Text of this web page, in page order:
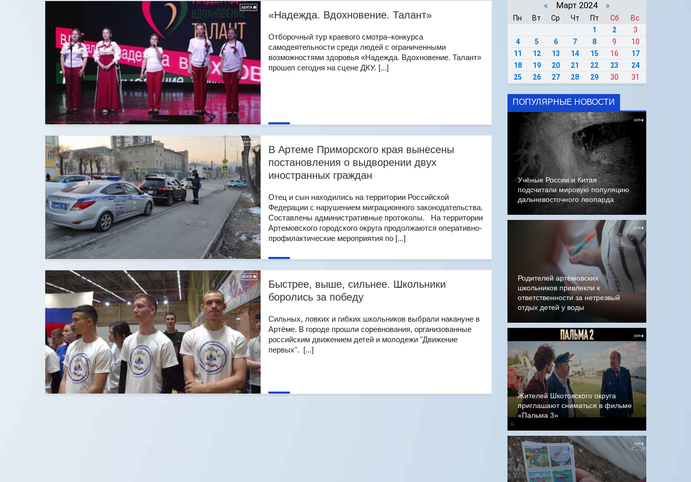
«Надежда. Вдохновение. Талант»
Отборочный тур краевого смотра–конкурса
самодеятельности среди людей с ограниченными
возможностями здоровья «Надежда. Вдохновение. Талант»
прошел сегодня на сцене ДКУ. [...]
В Артеме Приморского края вынесены
постановления о выдворении двух
иностранных граждан
Отец и сын находились на территории Российской
Федерации с нарушением миграционного законодательства.
Составлены административные протоколы. На территории
Артемовского городского округа продолжаются оперативно-
профилактические мероприятия по [...]
Быстрее, выше, сильнее. Школьники
боролись за победу
Сильных, ловких и гибких школьников выбрали накануне в
Артёме. В городе прошли соревнования, организованные
российским движением детей и молодежи "Движение
первых". [...]
« Март 2024 »
Пн Вт Ср Чт Пт Сб
Вс
1
2
3
4
5 6 7 8 9
10
11
12 13 14 15 16
17
18
19 20 21 22 23
24
25
26 27 28 29 30 31
ПОПУЛЯРНЫЕ НОВОСТИ
Учёные России и Китая
подсчитали мировую популяцию
дальневосточного леопарда
Родителей артёмовских
школьников привлекли к
ответственности за нетрезвый
отдых детей у воды
Жителей Шкотовского округа
приглашают сниматься в фильме
«Пальма 3»